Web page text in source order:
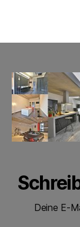
Deine E-